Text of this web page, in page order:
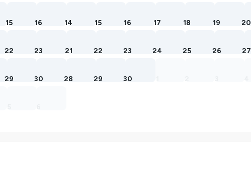
15 16
22 23
29 30
14 15 16 17 18 19 20
21 22 23 24 25 26 27
28 29 30